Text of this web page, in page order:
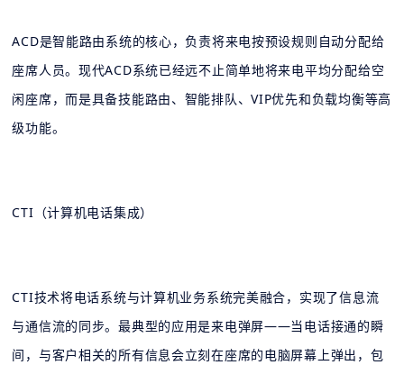
ACD是智能路由系统的核心，负责将来电按预设规则自动分配给
座席人员。现代ACD系统已经远不止简单地将来电平均分配给空
闲座席，而是具备技能路由、智能排队、VIP优先和负载均衡等高
级功能。
CTI（计算机电话集成）
CTI技术将电话系统与计算机业务系统完美融合，实现了信息流
与通信流的同步。最典型的应用是来电弹屏——当电话接通的瞬
间，与客户相关的所有信息会立刻在座席的电脑屏幕上弹出，包